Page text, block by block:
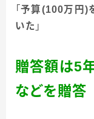
「予算(100万円 )
いた 」
贈答額は5
などを贈答